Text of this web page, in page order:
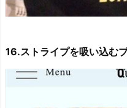
16.ストライプを吸い込む